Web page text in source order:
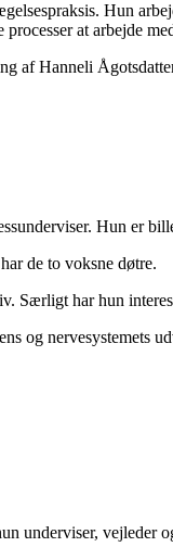
Hun
at arbejde
af Hanneli
Hun er
de to voksne døtre.
Særligt har hun
og nervesystemets
underviser, vejleder